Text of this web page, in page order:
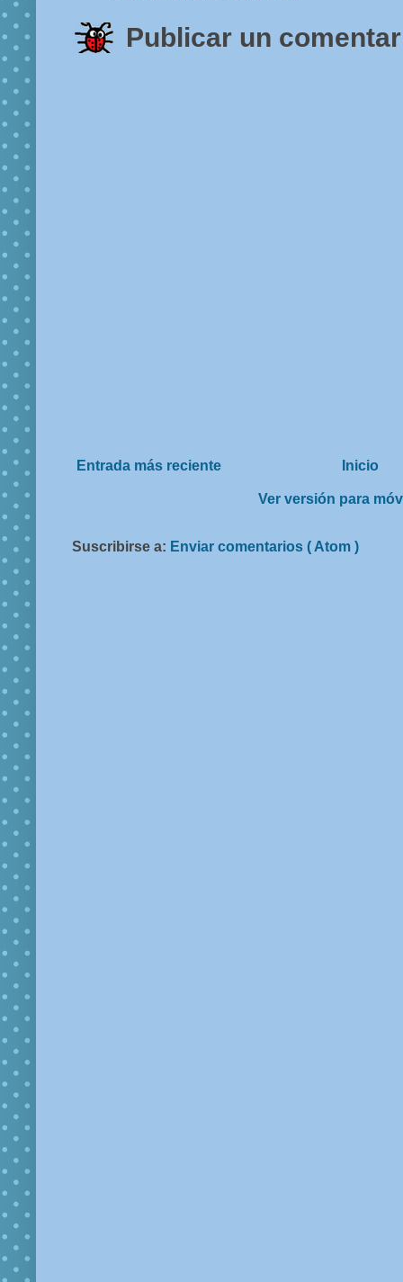
Publicar un
Entrada más reciente Inicio
Ver versión para
Suscribirse a: Enviar comentarios ( Atom )